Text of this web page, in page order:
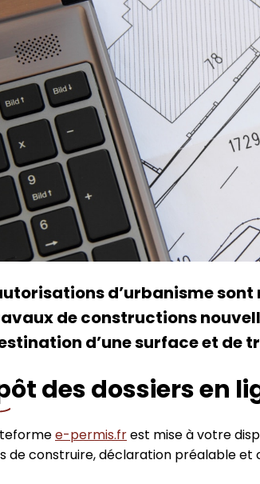
d’urbanisme
de constructions
d’une surface et de
des dossiers en
e-permis.frest mise à votre
de construire, déclaration préalable et